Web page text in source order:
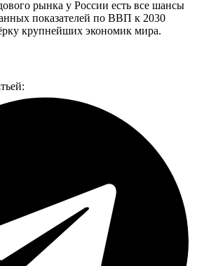
рынка у России есть все шансы
показателей по ВВП к 2030
крупнейших экономик мира.